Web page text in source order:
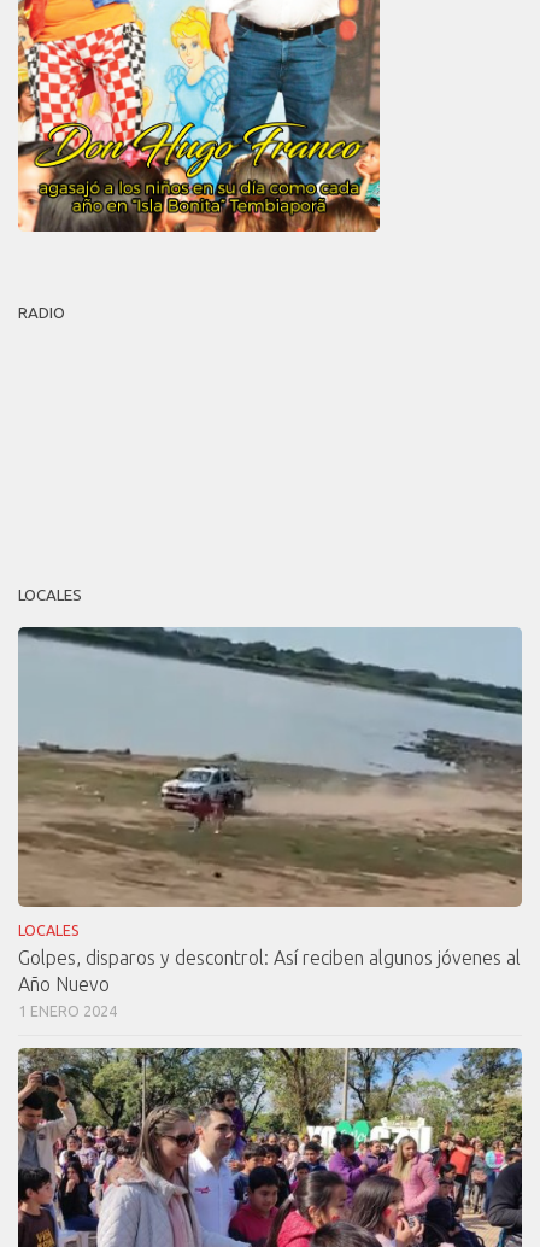
RADIO
LOCALES
LOCALES
Golpes, disparos y descontrol: Así reciben algunos jóvenes al
Año Nuevo
1 ENERO 2024